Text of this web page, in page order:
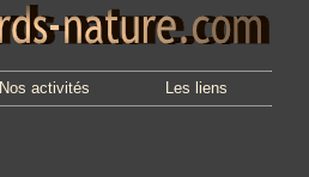
Nos activités Les liens